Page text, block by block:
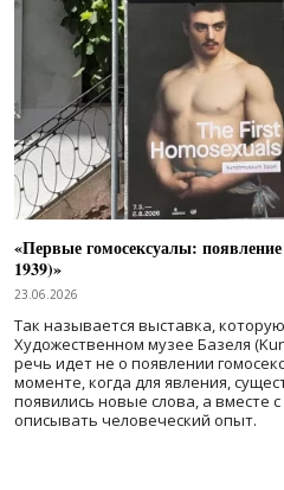
«Первые гомосексуалы:
1939)»
23.06.2026
Так называется выставка,
Художественном музее Базеля
речь идет не о появлении
моменте, когда для явления,
появились новые слова, а вместе
описывать человеческий опыт.